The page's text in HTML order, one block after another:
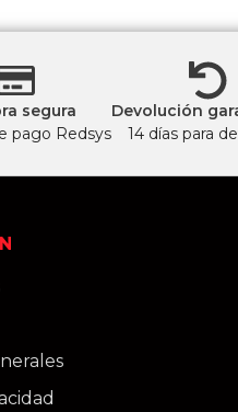
segura
pago Redsys
Devolución
14 días para